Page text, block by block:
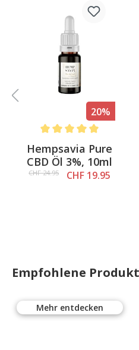
20%
Average rating of 5 out
Hempsavia Pure
CBD Öl 3%, 10ml
CHF 24.95 CHF 19.95
Empfohlene
Mehr entdecken